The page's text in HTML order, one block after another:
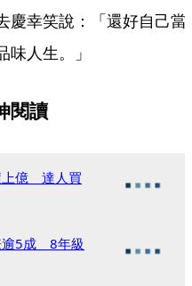
慶幸笑說：「還好自己當
人生。」
閱讀
上億 達人買
逾5成 8年級